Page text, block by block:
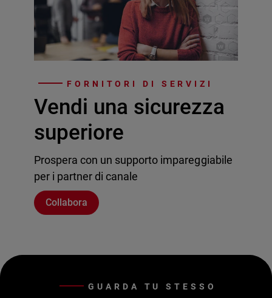
FORNITORI DI SERVIZI
Vendi una sicurezza
superiore
Prospera con un supporto impareggiabile
per i partner di canale
Collabora
GUARDA TU STESSO